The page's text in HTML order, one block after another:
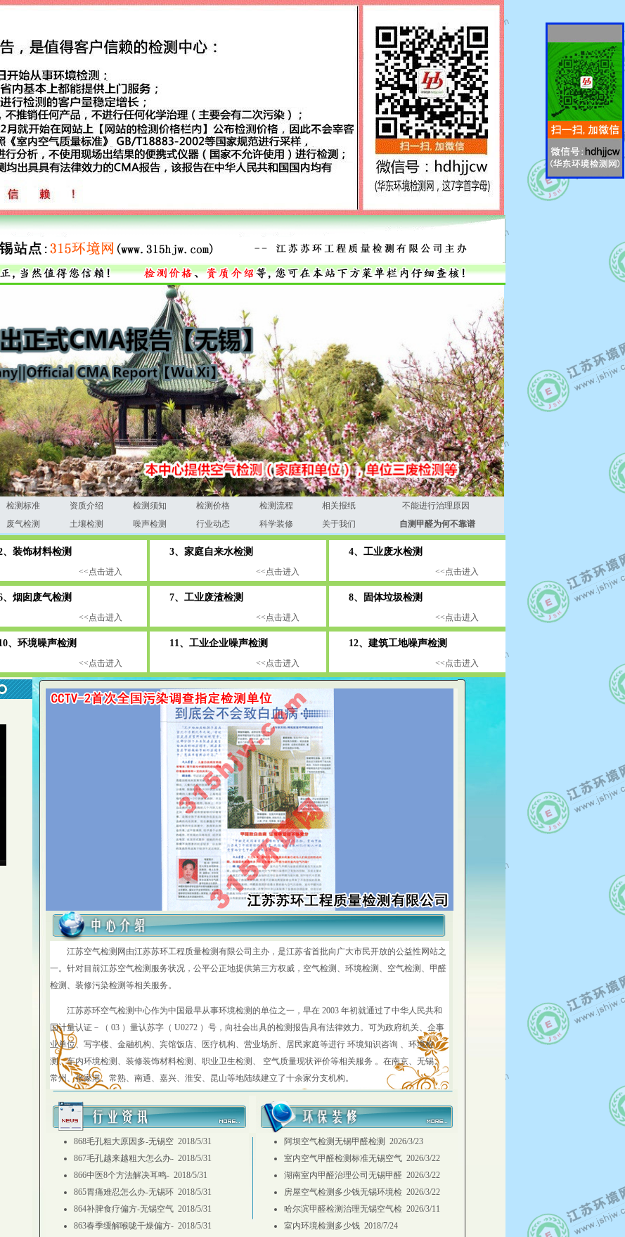
检测标准 资质介绍 检测须知 检测价格 检测流程 相关报纸
不能进行治理原因
废气检测 土壤检测 噪声检测 行业动态 科学装修 关于我们 自测甲醛为何不靠谱
饰材料检测
<<点击进入
3、家庭自来水检测
<<点击进入
4、工业废水检测
<<点击进入
囱废气检测
<<点击进入
7、工业废渣检测
<<点击进入
8、固体垃圾检测
<<点击进入
环境噪声检测
<<点击进入
11、工业企业噪声检测
<<点击进入
12、建筑工地噪声检测
<<点击进入
江苏空气检测网由江苏苏环工程质量检测有限公司主办，是江苏省首批向广大市民开放的公益性网站之
一。针对目前江苏空气检测服务状况，公平公正地提供第三方权威，空气检测、环境检测、空气检测、甲醛
检测、装修污染检测等相关服务。
江苏苏环空气检测中心作为中国最早从事环境检测的单位之一，早在 2003 年初就通过了中华人民共和
国计量认证－（ 03 ）量认苏字（ U0272 ）号，向社会出具的检测报告具有法律效力。可为政府机关、企事
业单位、写字楼、金融机构、宾馆饭店、医疗机构、营业场所、居民家庭等进行 环境知识咨询 、环境检
测、车内环境检测、装修装饰材料检测、职业卫生检测、 空气质量现状评价等相关服务 。在南京、无锡、
常州、张家港、常熟、南通、嘉兴、淮安、昆山等地陆续建立了十余家分支机构。
868毛孔粗大原因多-无锡空 2018/5/31
867毛孔越来越粗大怎么办- 2018/5/31
866中医8个方法解决耳鸣- 2018/5/31
865胃痛难忍怎么办-无锡环 2018/5/31
864补脾食疗偏方-无锡空气 2018/5/31
863春季缓解喉咙干燥偏方- 2018/5/31
阿坝空气检测无锡甲醛检测 2026/3/23
室内空气甲醛检测标准无锡空气 2026/3/22
湖南室内甲醛治理公司无锡甲醛 2026/3/22
房屋空气检测多少钱无锡环境检 2026/3/22
哈尔滨甲醛检测治理无锡空气检 2026/3/11
室内环境检测多少钱 2018/7/24